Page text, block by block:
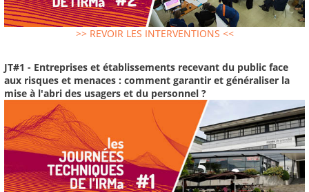
>> REVOIR LES INTERVENTIONS <<
JT#1 - Entreprises et établissements recevant du public face
aux risques et menaces : comment garantir et généraliser la
mise à l'abri des usagers et du personnel ?